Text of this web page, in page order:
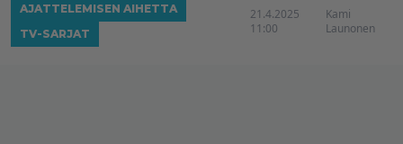
AJATTELEMISEN AIHETTA
TV-SARJAT
21.4.2025
11:00
Kami
Launonen